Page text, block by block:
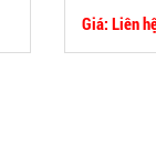
Giá: Liên